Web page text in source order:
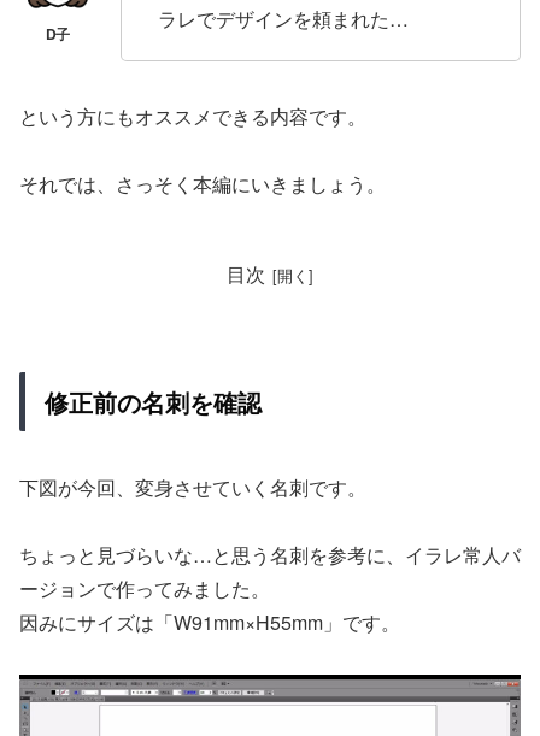
ラレでデザインを頼まれた…
という方にもオススメできる内容です。
それでは、さっそく本編にいきましょう。
目次
修正前の名刺を確認
下図が今回、変身させていく名刺です。
ちょっと見づらいな…と思う名刺を参考に、イラレ常人バ
ージョンで作ってみました。
因みにサイズは「W91mm×H55mm」です。